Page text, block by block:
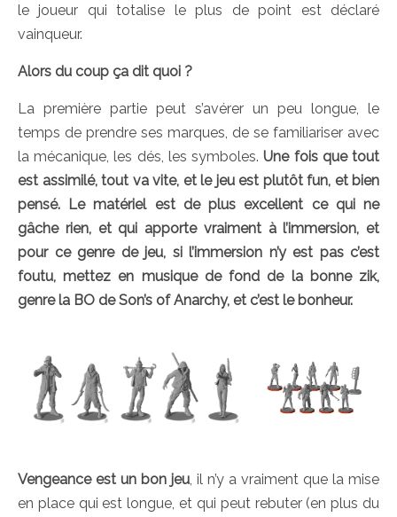
le joueur qui totalise le plus de point est déclaré
vainqueur.
Alors du coup ça dit quoi ?
La première partie peut s’avérer un peu longue, le
temps de prendre ses marques, de se familiariser avec
la mécanique, les dés, les symboles.Une fois que tout
est assimilé, tout va vite, et le jeu est plutôt fun, et bien
pensé. Le matériel est de plus excellent ce qui ne
gâche rien, et qui apporte vraiment à l’immersion, et
pour ce genre de jeu, si l’immersion n’y est pas c’est
foutu, mettez en musique de fond de la bonne zik,
genre la BO de Son’s of Anarchy, et c’est le bonheur.
Vengeance est un bon jeu, il n’y a vraiment que la mise
en place qui est longue, et qui peut rebuter (en plus du